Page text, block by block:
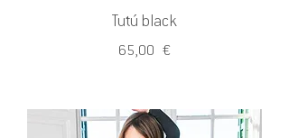
Tutú black
Precio
65,00 €